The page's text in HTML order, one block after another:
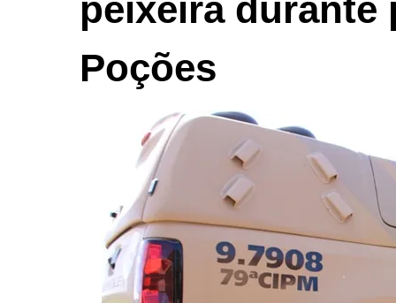
peixeira durante
Poções